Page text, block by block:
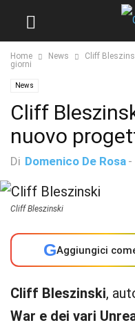
Home News
Cliff
giorni
News
Cliff
nuovo
Di Domenico De Rosa -
Cliff Bleszinski
GAggiungici
Cliff Bleszinski,
War e dei vari